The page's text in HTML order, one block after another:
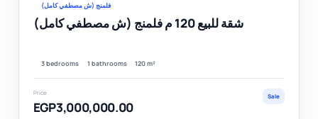
فلمنج (ش مصطفي كامل)
شقة للبيع 120 م فلمنج (ش مصطفي كامل)
3 bedrooms 1 bathrooms 120 m²
Price
EGP3,000,000.00
Sale